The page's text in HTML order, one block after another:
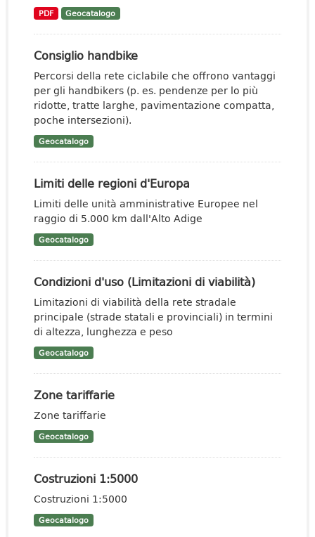
PDF Geocatalogo
Consiglio handbike
Percorsi della rete ciclabile che offrono vantaggi
per gli handbikers (p. es. pendenze per lo più
ridotte, tratte larghe, pavimentazione compatta,
poche intersezioni).
Geocatalogo
Limiti delle regioni d'Europa
Limiti delle unità amministrative Europee nel
raggio di 5.000 km dall'Alto Adige
Geocatalogo
Condizioni d'uso (Limitazioni di viabilità)
Limitazioni di viabilità della rete stradale
principale (strade statali e provinciali) in termini
di altezza, lunghezza e peso
Geocatalogo
Zone tariffarie
Zone tariffarie
Geocatalogo
Costruzioni 1:5000
Costruzioni 1:5000
Geocatalogo